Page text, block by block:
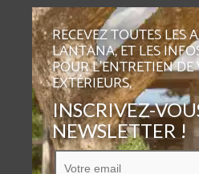
RECEVEZ TOUTES LES
LANTANA, ET LES
POUR L'ENTRETIEN DE
EXTÉRIEURS,
INSCRIVEZ-
NEWSLETTER !